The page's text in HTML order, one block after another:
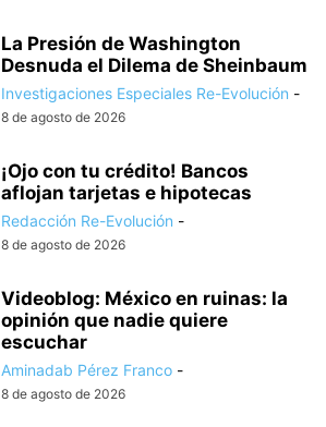
La Presión de Washington
Desnuda el Dilema de Sheinbaum
Investigaciones Especiales Re-Evolución -
8 de agosto de 2026
¡Ojo con tu crédito! Bancos
aflojan tarjetas e hipotecas
Redacción Re-Evolución -
8 de agosto de 2026
Videoblog: México en ruinas: la
opinión que nadie quiere
escuchar
Aminadab Pérez Franco -
8 de agosto de 2026